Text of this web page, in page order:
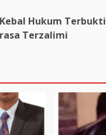
Hukum Terbukti
Terzalimi